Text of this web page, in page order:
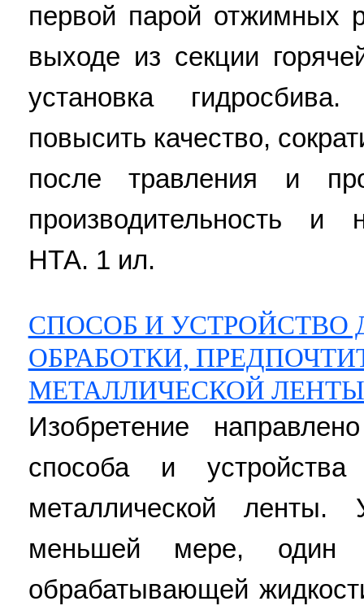
первой парой отжимных
выходе из секции
установка
повысить качество,
после травления и
производительность и
НТА. 1 ил.
СПОСОБ И УСТРОЙСТВО
ОБРАБОТКИ,
МЕТАЛЛИЧЕСКОЙ ЛЕНТЫ
Изобретение
способа и устройства
металлической ленты.
меньшей мере, один
обрабатывающей